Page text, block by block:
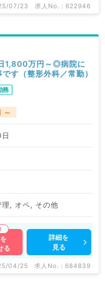
07/23 求人No. : 622946
1,800万円～◎病院に
す（整形外科／常勤）
務
～
, オペ, その他
る
詳細を
見る
04/25 求人No. : 684839